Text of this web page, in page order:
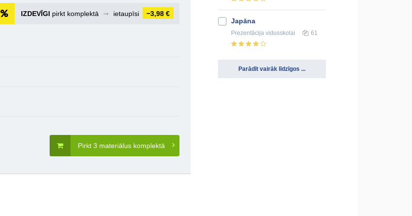
IZDEVĪGI pirkt komplektā ➞ ietaupīsi −3,98 €
Pirkt 3 materiālus komplektā
Japāna
Prezentācija vidusskolai 61
Parādīt vairāk līdzīgos ...